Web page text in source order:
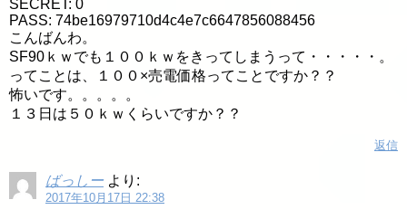
SECRET: 0
PASS: 74be16979710d4c4e7c6647856088456
こんばんわ。
SF90ｋｗでも１００ｋｗをきってしまうって・・・・・。
ってことは、１００×売電価格ってことですか？？
怖いです。。。。。
１３日は５０ｋｗくらいですか？？
返信
ばっしー より:
2017年10月17日 22:38